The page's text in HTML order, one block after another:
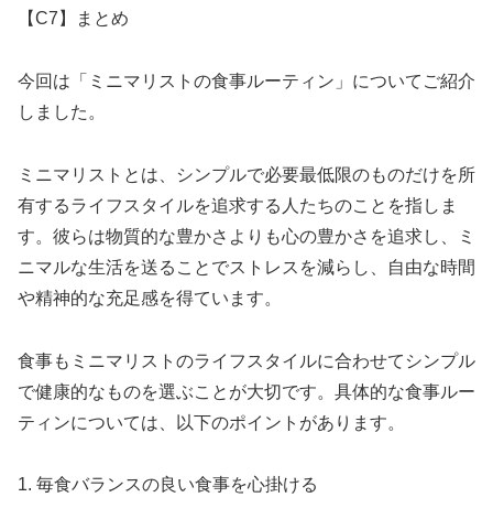
【C7】まとめ
今回は「ミニマリストの食事ルーティン」についてご紹介
しました。
ミニマリストとは、シンプルで必要最低限のものだけを所
有するライフスタイルを追求する人たちのことを指しま
す。彼らは物質的な豊かさよりも心の豊かさを追求し、ミ
ニマルな生活を送ることでストレスを減らし、自由な時間
や精神的な充足感を得ています。
食事もミニマリストのライフスタイルに合わせてシンプル
で健康的なものを選ぶことが大切です。具体的な食事ルー
ティンについては、以下のポイントがあります。
1. 毎食バランスの良い食事を心掛ける